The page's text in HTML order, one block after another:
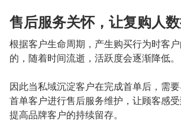
售后服务关怀，让复购人
根据客户生命周期，产生购买行为时客
的，随着时间流逝，活跃度会逐渐降低。
因此当私域沉淀客户在完成首单后，需
首单客户进行售后服务维护，让顾客感
提高品牌客户的持续留存。